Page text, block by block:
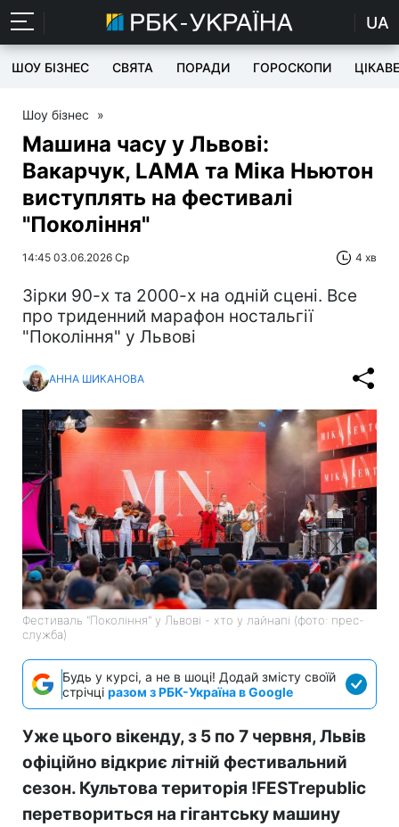
UA
ШОУ БІЗНЕС СВЯТА ПОРАДИ ГОРОСКОПИ ЦІКАВЕ
Шоу бізнес »
Машина часу у Львові:
Вакарчук, LAMA та Міка Ньютон
виступлять на фестивалі
"Покоління"
14:45 03.06.2026 Ср 4 хв
Зірки 90-х та 2000-х на одній сцені. Все
про триденний марафон ностальгії
"Покоління" у Львові
АННА ШИКАНОВА
Фестиваль "Покоління" у Львові - хто у лайнапі (фото: прес-
служба)
Будь у курсі, а не в шоці! Додай змісту своїй
стрічці разом з РБК-Україна в Google
Уже цього вікенду,з 5 по 7 червня, Львів
офіційно відкриє літній фестивальний
сезон. Культова територія !FESTrepublic
перетвориться на гігантську машину